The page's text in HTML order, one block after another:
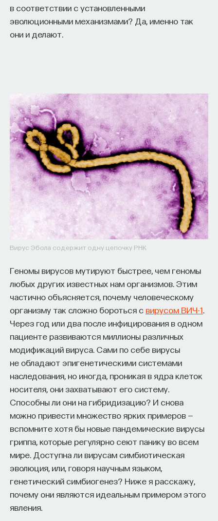
в соответствии с установленными
эволюционными механизмами? Да, именно так
они и делают.
Вирус Эбола содержит одну цепочку РНК
Геномы вирусов мутируют быстрее, чем геномы
любых других известных нам организмов. Этим
частично объясняется, почему человеческому
организму так сложно бороться с вирусом ВИЧ-1
Через год или два после инфицирования в одном
пациенте развиваются миллионы различных
модификаций вируса. Сами по себе вирусы
не обладают эпигенетическими системами
наследования, но иногда, проникая в ядра клеток
носителя, они захватывают его систему.
Способны ли они на гибридизацию? И снова
можно привести множество ярких примеров —
вспомните хотя бы новые пандемические вирусы
гриппа, которые регулярно сеют панику во всем
мире. Доступна ли вирусам симбиотическая
эволюция, или, говоря научным языком,
генетический симбиогенез? Ниже я расскажу,
почему они являются идеальным примером этого
явления.